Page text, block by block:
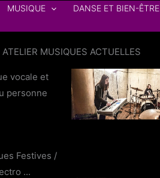
MUSIQUE DANSE ET BIEN-ÊTRE
ATELIER MUSIQUES ACTUELLES
vocale et
personne
Festives /
...